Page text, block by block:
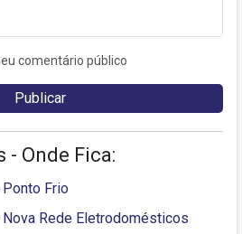
comentário público
- Onde Fica:
Ponto Frio
Nova Rede Eletrodomésticos